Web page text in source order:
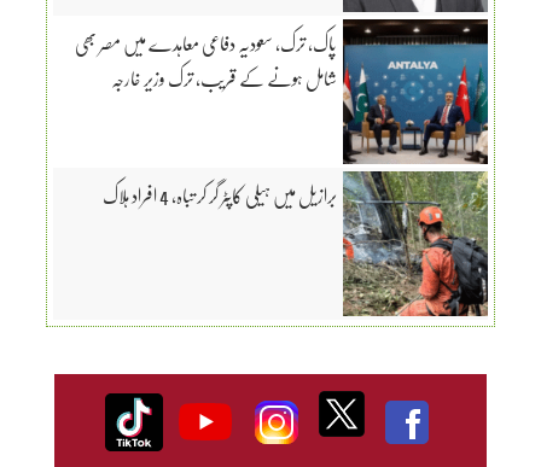
پاک، ترک، سعودیہ دفاعی معاہدے میں مصر بھی
شامل ہونے کے قریب، ترک وزیر خارجہ
برازیل میں ہیلی کاپٹر گر کر تباہ، 4 افراد ہلاک